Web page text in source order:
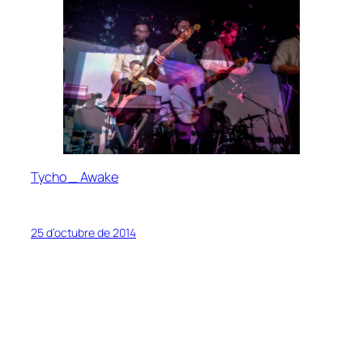
Tycho _ Awake
25 d’octubre de 2014